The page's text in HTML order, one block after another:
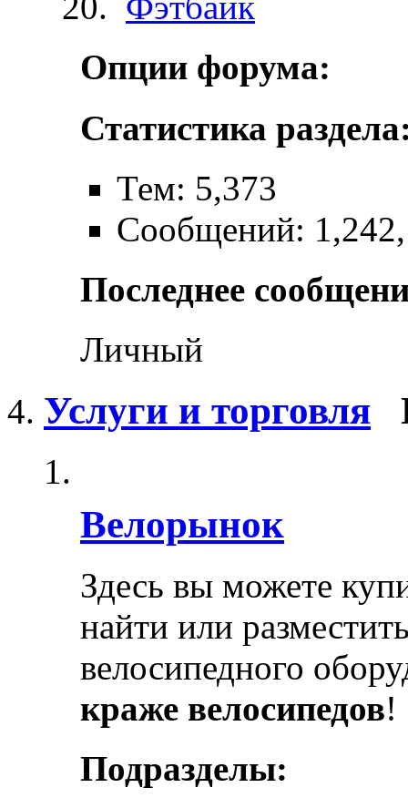
Опции форума:
Статистика
Тем: 5,373
Сообщений:
Последнее
Личный
Услуги и торговля
Велорынок
Здесь вы можете
найти или
велосипедного
краже велосипедов!
Подразделы: